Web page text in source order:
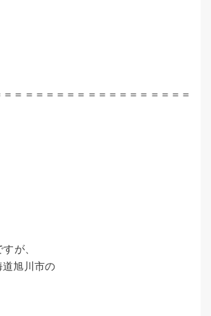
＝＝＝＝＝＝＝＝＝＝＝＝＝＝＝＝＝＝
が、
旭川市の